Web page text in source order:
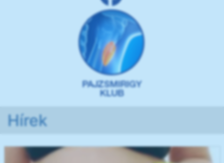
Hírek